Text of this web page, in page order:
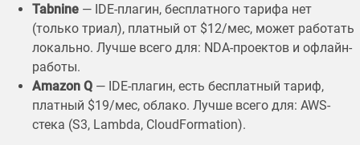
Tabnine — IDE-плагин, бесплатного тарифа нет
(только триал), платный от $12/мес, может работать
локально. Лучше всего для: NDA-проектов и офлайн-
работы.
Amazon Q — IDE-плагин, есть бесплатный тариф,
платный $19/мес, облако. Лучше всего для: AWS-
стека (S3, Lambda, CloudFormation).